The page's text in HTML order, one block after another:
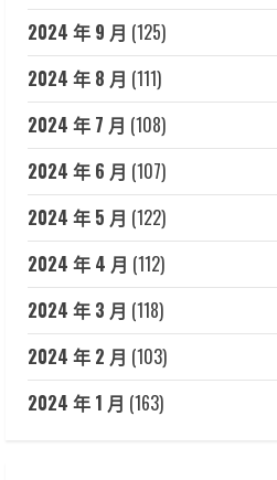
2024 年 9 月 (125)
2024 年 8 月 (111)
2024 年 7 月 (108)
2024 年 6 月 (107)
2024 年 5 月 (122)
2024 年 4 月 (112)
2024 年 3 月 (118)
2024 年 2 月 (103)
2024 年 1 月 (163)